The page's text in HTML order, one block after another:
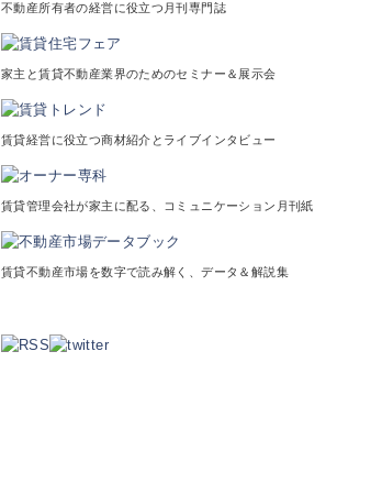
不動産所有者の経営に役立つ月刊専門誌
家主と賃貸不動産業界のためのセミナー＆展示会
賃貸経営に役立つ商材紹介とライブインタビュー
賃貸管理会社が家主に配る、コミュニケーション月刊紙
賃貸不動産市場を数字で読み解く、データ＆解説集